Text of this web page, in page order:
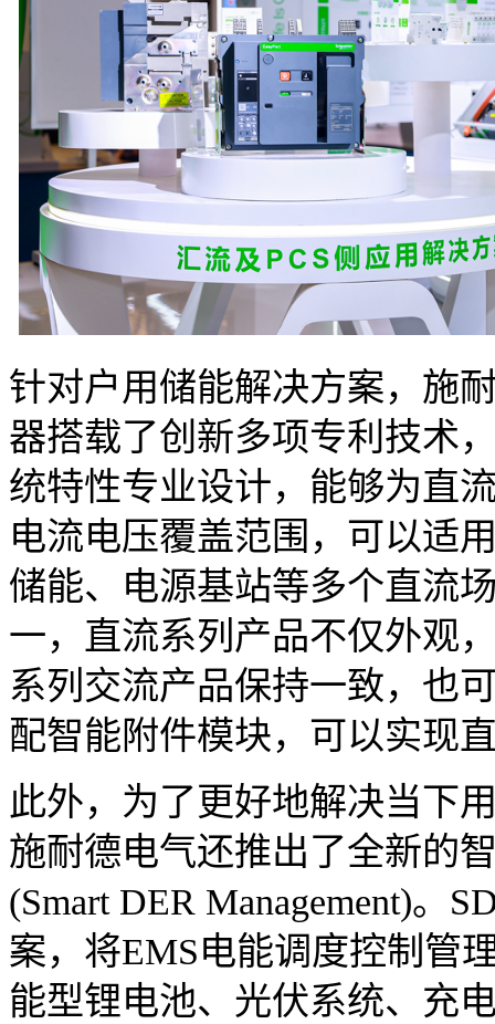
针对户用储能解决方案，施
器搭载了创新多项专利技术
统特性专业设计，能够为直
电流电压覆盖范围，可以适
储能、电源基站等多个直流
一，直流系列产品不仅外观
系列交流产品保持一致，也
配智能附件模块，可以实现
此外，为了更好地解决当下
施耐德电气还推出了全新的
(Smart DER Management)。
案，将EMS电能调度控制管
能型锂电池、光伏系统、充